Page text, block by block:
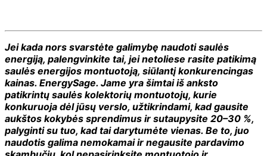
Jei kada nors svarstėte galimybę naudoti saulės
energiją, palengvinkite tai, jei netoliese rasite patikimą
saulės energijos montuotoją, siūlantį konkurencingas
kainas. EnergySage. Jame yra šimtai iš anksto
patikrintų saulės kolektorių montuotojų, kurie
konkuruoja dėl jūsų verslo, užtikrindami, kad gausite
aukštos kokybės sprendimus ir sutaupysite 20–30 %,
palyginti su tuo, kad tai darytumėte vienas. Be to, juo
naudotis galima nemokamai ir negausite pardavimo